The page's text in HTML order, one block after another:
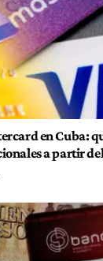
en Cuba:
a partir